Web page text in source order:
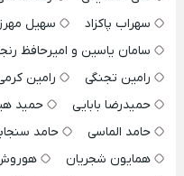
سهراب پاکزاد
سهیل
سامان یاسین و امیرحافظ
رامین تجنگی
رامین
حمیدرضا بابایی
حمید
حامد الماسی
حامد
همایون شجریان